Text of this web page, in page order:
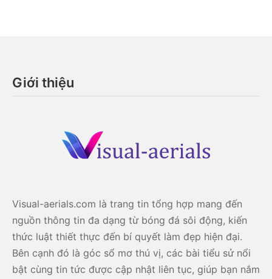
Giới thiệu
Visual-aerials.com là trang tin tổng hợp mang đến
nguồn thông tin đa dạng từ bóng đá sôi động, kiến
thức luật thiết thực đến bí quyết làm đẹp hiện đại.
Bên cạnh đó là góc sổ mơ thú vị, các bài tiểu sử nổi
bật cùng tin tức được cập nhật liên tục, giúp bạn nắm